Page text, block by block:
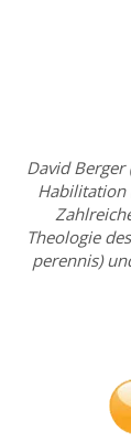
David
Habilitation
Theologie
perennis)